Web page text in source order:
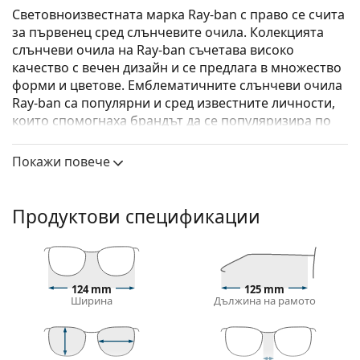
Световноизвестната марка Ray-ban с право се счита
за първенец сред слънчевите очила. Колекцията
слънчеви очила на Ray-ban съчетава високо
качество с вечен дизайн и се предлага в множество
форми и цветове. Емблематичните слънчеви очила
Ray-ban са популярни и сред известните личности,
които спомогнаха брандът да се популяризира по
Ray-Ban Junior Aviator RJ9506S 223/13
Вижте как изглеждате с тези слънчеви очила с
виртуалното огледало на Lentiamo.
Слънчеви очила – рамки
Златният цвят на рамката перфектно съвпада с
топли тонове на кожата и тъмнокафява коса.
избор за тези с квадратна, овална или триъгълна
форма на лицето.
Покажи повече
Продуктови спецификации
124 mm
Ширина
125 mm
Дължина на рамото